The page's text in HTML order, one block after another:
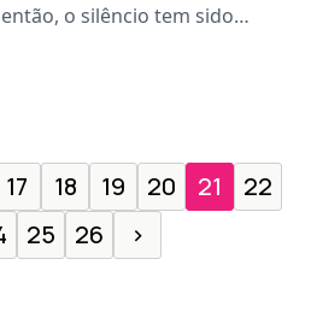
o silêncio tem sido
17 18 19 20 21
22
25 26 ›